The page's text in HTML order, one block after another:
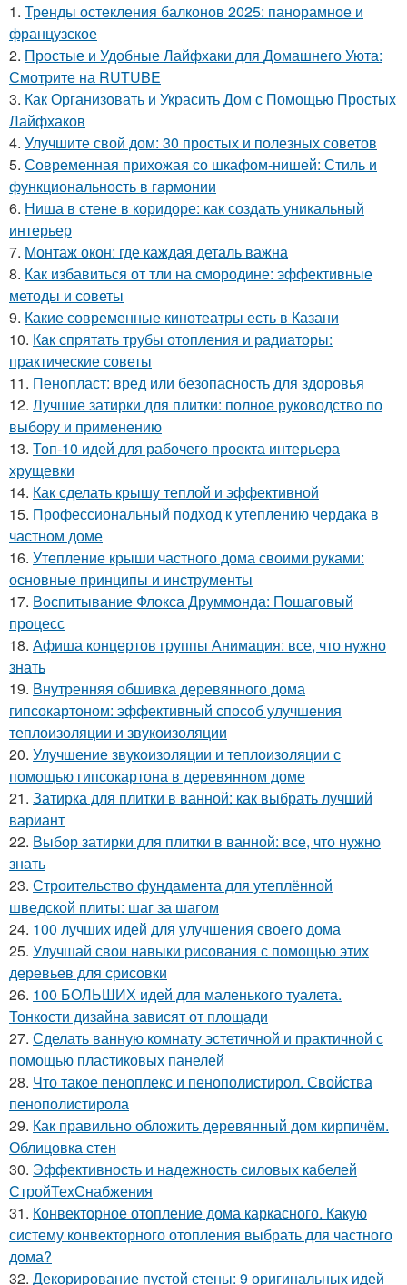
1. Тренды остекления балконов 2025: панорамное и
французское
2. Простые и Удобные Лайфхаки для Домашнего Уюта:
Смотрите на RUTUBE
3. Как Организовать и Украсить Дом с Помощью Простых
Лайфхаков
4. Улучшите свой дом: 30 простых и полезных советов
5. Современная прихожая со шкафом-нишей: Стиль и
функциональность в гармонии
6. Ниша в стене в коридоре: как создать уникальный
интерьер
7. Монтаж окон: где каждая деталь важна
8. Как избавиться от тли на смородине: эффективные
методы и советы
9. Какие современные кинотеатры есть в Казани
10. Как спрятать трубы отопления и радиаторы:
практические советы
11. Пенопласт: вред или безопасность для здоровья
12. Лучшие затирки для плитки: полное руководство по
выбору и применению
13. Топ-10 идей для рабочего проекта интерьера
хрущевки
14. Как сделать крышу теплой и эффективной
15. Профессиональный подход к утеплению чердака в
частном доме
16. Утепление крыши частного дома своими руками:
основные принципы и инструменты
17. Воспитывание Флокса Друммонда: Пошаговый
процесс
18. Афиша концертов группы Анимация: все, что нужно
знать
19. Внутренняя обшивка деревянного дома
гипсокартоном: эффективный способ улучшения
теплоизоляции и звукоизоляции
20. Улучшение звукоизоляции и теплоизоляции с
помощью гипсокартона в деревянном доме
21. Затирка для плитки в ванной: как выбрать лучший
вариант
22. Выбор затирки для плитки в ванной: все, что нужно
знать
23. Строительство фундамента для утеплённой
шведской плиты: шаг за шагом
24. 100 лучших идей для улучшения своего дома
25. Улучшай свои навыки рисования с помощью этих
деревьев для срисовки
26. 100 БОЛЬШИХ идей для маленького туалета.
Тонкости дизайна зависят от площади
27. Сделать ванную комнату эстетичной и практичной с
помощью пластиковых панелей
28. Что такое пеноплекс и пенополистирол. Свойства
пенополистирола
29. Как правильно обложить деревянный дом кирпичём.
Облицовка стен
30. Эффективность и надежность силовых кабелей
СтройТехСнабжения
31. Конвекторное отопление дома каркасного. Какую
систему конвекторного отопления выбрать для частного
дома?
32. Декорирование пустой стены: 9 оригинальных идей